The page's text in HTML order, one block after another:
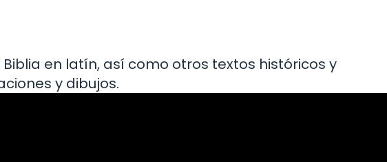
en latín, así como otros textos históricos y
y dibujos.